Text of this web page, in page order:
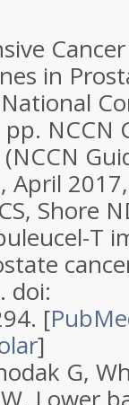
in
NCCN
April
Shore
T
doi:
[
]
G,